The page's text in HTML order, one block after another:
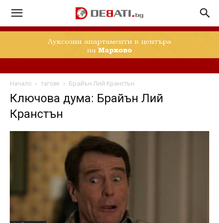
Начало тагове Брайън Лий Кранстън
Ключова дума: Брайън Лий
Кранстън